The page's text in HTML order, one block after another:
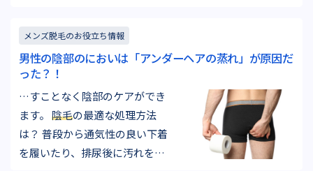
脱毛をするのは女性だけではあ
りません。実は多くのスポーツ
選手を始め、男性も脱毛をする
時代になってきているのです。
ひとえに脱毛と言っ…
メンズ脱毛のお役立ち情報
男性の陰部のにおいは「アンダーヘアの蒸れ」が原因だ
った？！
…すことなく陰部のケアができ
ます。 陰毛の最適な処理方法
は？ 普段から通気性の良い下着
を履いたり、排尿後に汚れを拭